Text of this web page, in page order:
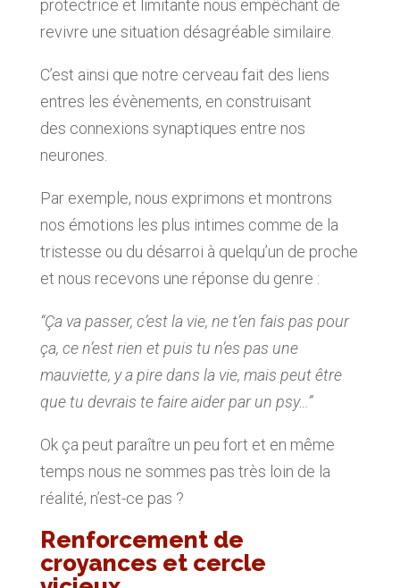
protectrice et limitante nous empêchant de
revivre une situation désagréable similaire.
C’est ainsi que notre cerveau fait des liens
entres les évènements, en construisant
des connexions synaptiques entre nos
neurones.
Par exemple, nous exprimons et montrons
nos émotions les plus intimes comme de la
tristesse ou du désarroi à quelqu’un de proche
et nous recevons une réponse du genre :
“Ça va passer, c’est la vie, ne t’en fais pas pour
ça, ce n’est rien et puis tu n’es pas une
mauviette, y a pire dans la vie, mais peut être
que tu devrais te faire aider par un psy…”
Ok ça peut paraître un peu fort et en même
temps nous ne sommes pas très loin de la
réalité, n’est-ce pas ?
Renforcement de
croyances et cercle